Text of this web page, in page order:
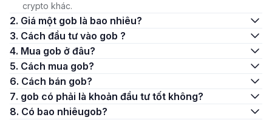
crypto khác.
2. Giá một gob là bao nhiêu?
3. Cách đầu tư vào gob ?
4. Mua gob ở đâu?
5. Cách mua gob?
6. Cách bán gob?
7. gob có phải là khoản đầu tư tốt không?
8. Có bao nhiêugob?